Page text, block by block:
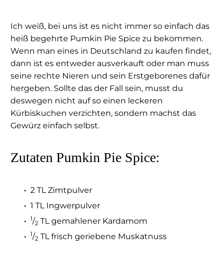
Ich weiß, bei uns ist es nicht immer so einfach das
heiß begehrte Pumkin Pie Spice zu bekommen.
Wenn man eines in Deutschland zu kaufen findet,
dann ist es entweder ausverkauft oder man muss
seine rechte Nieren und sein Erstgeborenes dafür
hergeben. Sollte das der Fall sein, musst du
deswegen nicht auf so einen leckeren
Kürbiskuchen verzichten, sondern machst das
Gewürz einfach selbst.
Zutaten Pumkin Pie Spice:
2 TL Zimtpulver
1 TL Ingwerpulver
1∕2 TL gemahlener Kardamom
1∕2 TL frisch geriebene Muskatnuss